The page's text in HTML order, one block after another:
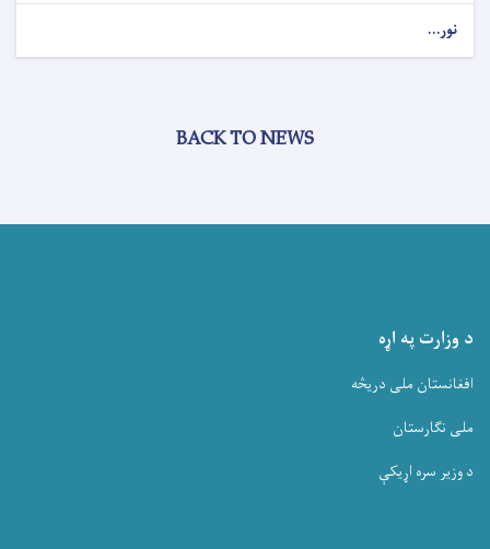
نور...
BACK TO NEWS
د وزارت په اړه
افغانستان ملی دریڅه
ملی نگارستان
د وزیر سره اړیکې